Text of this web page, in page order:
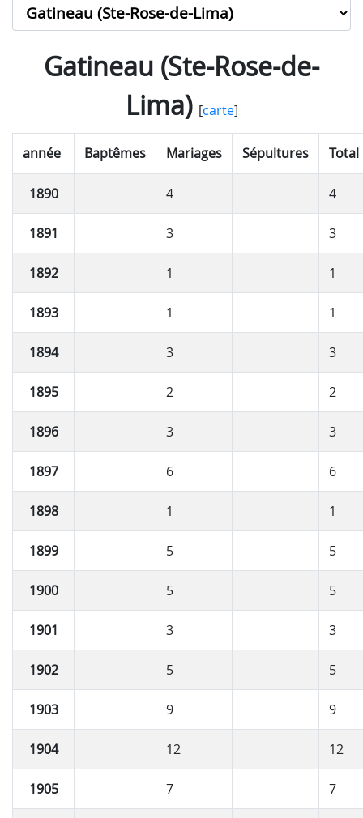
Gatineau (Ste-Rose-de-
Lima)[carte]
année Baptêmes Mariages Sépultures Total
1890 4 4
1891 3 3
1892 1 1
1893 1 1
1894 3 3
1895 2 2
1896 3 3
1897 6 6
1898 1 1
1899 5 5
1900 5 5
1901 3 3
1902 5 5
1903 9 9
1904 12 12
1905 7 7